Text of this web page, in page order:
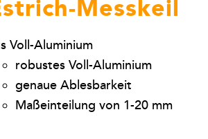
Warenkorb
Messkeil
Voll-Aluminium
robustes Voll-Aluminium
genaue Ablesbarkeit
Maßeinteilung von 1-20 mm